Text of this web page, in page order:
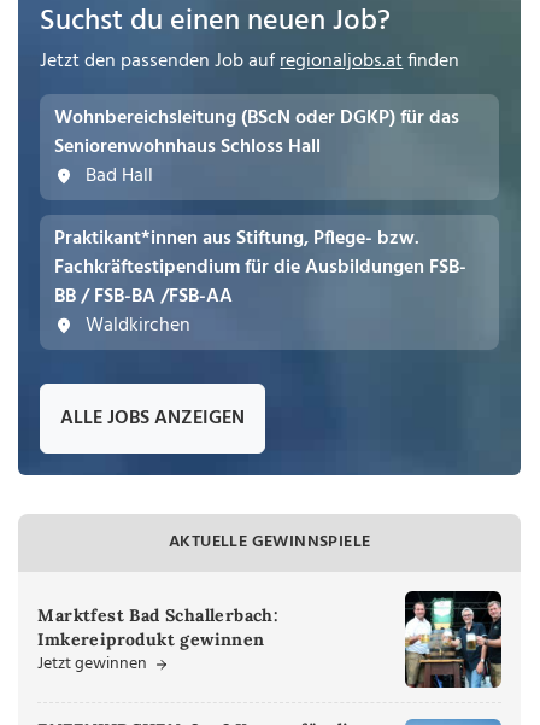
Suchst du einen neuen Job?
Jetzt den passenden Job aufregionaljobs.atfinden
Wohnbereichsleitung (BScN oder DGKP) für das
Seniorenwohnhaus Schloss Hall
Bad Hall
Praktikant*innen aus Stiftung, Pflege- bzw.
Fachkräftestipendium für die Ausbildungen FSB-
BB / FSB-BA /FSB-AA
Waldkirchen
ALLE JOBS ANZEIGEN
AKTUELLE GEWINNSPIELE
Marktfest Bad Schallerbach:
Imkereiprodukt gewinnen
Jetzt gewinnen